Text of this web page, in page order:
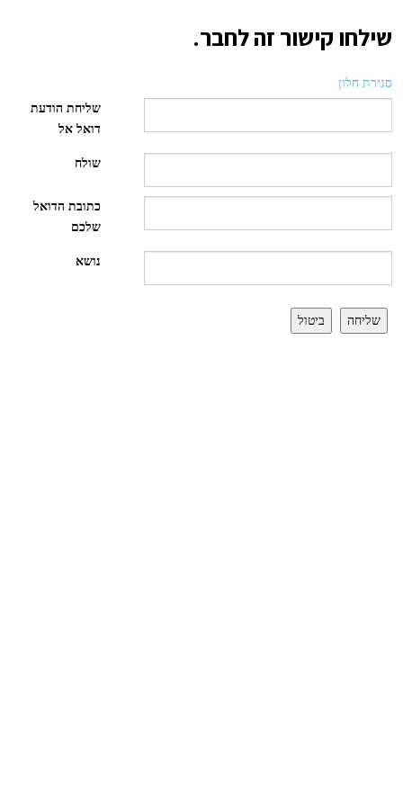
שילחו קישור זה לחבר.
סגירת חלון
שליחת הודעת
דואל אל
שולח
כתובת הדואל
שלכם
נושא
שליחה ביטול